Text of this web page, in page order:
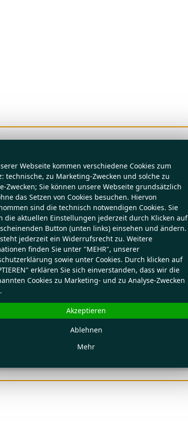
Webseite kommen verschiedene Cookies zum
technische, zu Marketing-Zwecken und solche zu
Zwecken; Sie können unsere Webseite grundsätzlich
das Setzen von Cookies besuchen. Hiervon
sind die technisch notwendigen Cookies. Sie
die aktuellen Einstellungen jederzeit durch Klicken auf
Button (unten links) einsehen und ändern.
jederzeit ein Widerrufsrecht zu. Weitere
finden Sie unter "MEHR", unserer
sowie unter Cookies. Durch klicken auf
erklären Sie sich einverstanden, dass wir die
Cookies zu Marketing- und zu Analyse-Zwecken
Mehr
Ablehnen
Akzeptieren